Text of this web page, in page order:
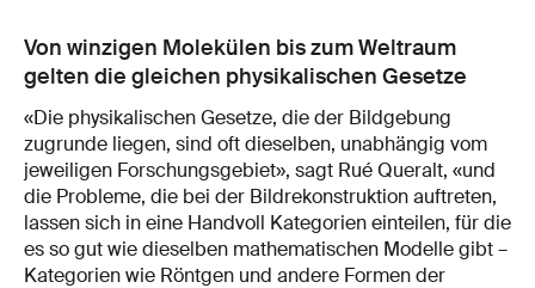
Von winzigen Molekülen bis zum Weltraum
gelten die gleichen physikalischen Gesetze
«Die physikalischen Gesetze, die der Bildgebung
zugrunde liegen, sind oft dieselben, unabhängig vom
jeweiligen Forschungsgebiet», sagt Rué Queralt, «und
die Probleme, die bei der Bildrekonstruktion auftreten,
lassen sich in eine Handvoll Kategorien einteilen, für die
es so gut wie dieselben mathematischen Modelle gibt –
Kategorien wie Röntgen und andere Formen der